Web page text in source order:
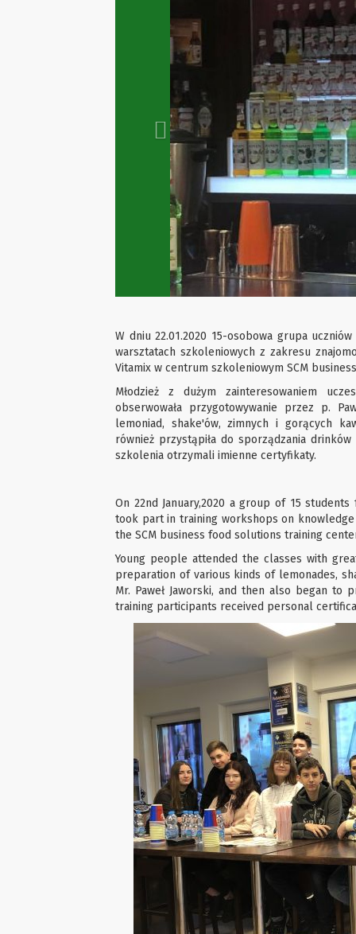
W dniu 22.01.2020 15-osobowa grupa
warsztatach szkoleniowych z zakresu
Vitamix w centrum szkoleniowym SCM
Młodzież z dużym zainteresowaniem
obserwowała przygotowywanie przez p.
lemoniad, shake'ów, zimnych i gorących
również przystąpiła do sporządzania
szkolenia otrzymali imienne certyfikaty.
On 22nd January,2020 a group of 15
took part in training workshops on
the SCM business food solutions training
Young people attended the classes with
preparation of various kinds of lemonades,
Mr. Paweł Jaworski, and then also began
training participants received personal